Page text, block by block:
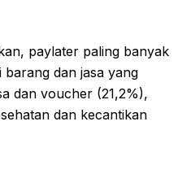
paylater paling banyak
dan jasa yang
dan voucher (21,2%),
dan kecantikan